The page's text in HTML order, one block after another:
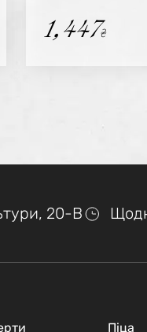
1,447₴
20-В
Піца